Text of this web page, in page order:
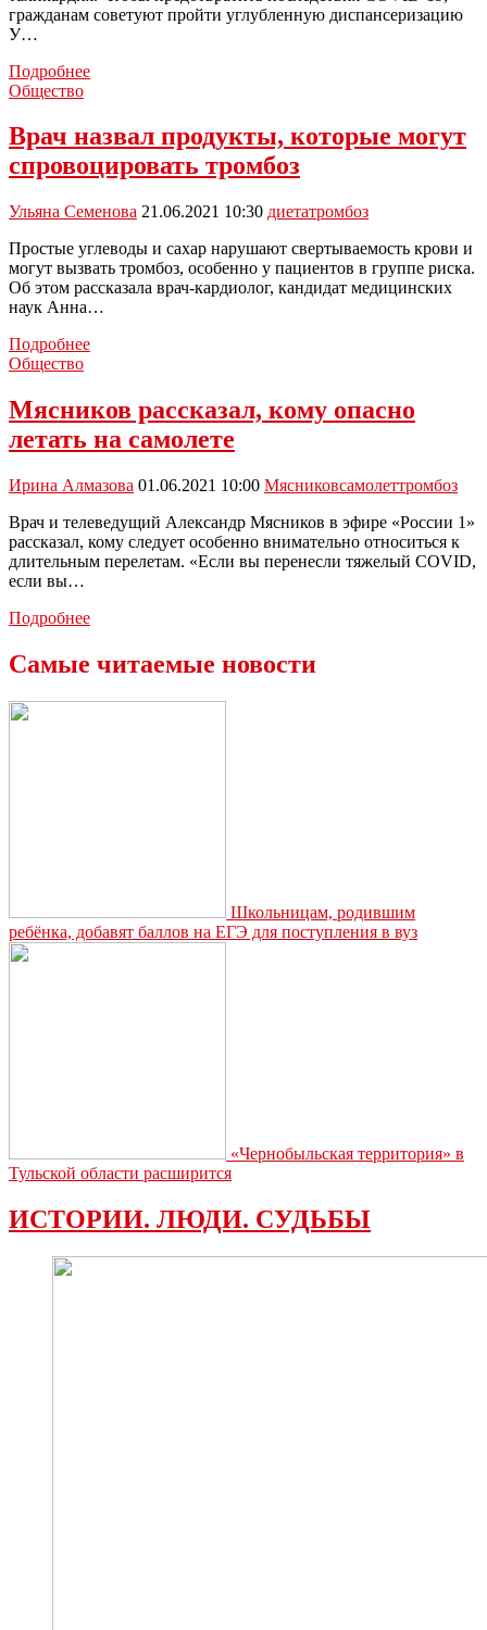
гражданам советуют пройти углубленную диспансеризацию
У…
ПодробнееУ
COVID
существует
риск
тромбозов
Общество
Врач назвал продукты, которые могут
спровоцировать тромбоз
Ульяна Семенова 21.06.2021 10:30 диетатромбоз
Простые углеводы и сахар нарушают свертываемость крови и
могут вызвать тромбоз, особенно у пациентов в группе риска.
Об этом рассказала врач-кардиолог, кандидат медицинских
наук Анна…
ПодробнееВрач
могут
спровоцировать
Общество
Мясников рассказал, кому опасно
летать на самолете
Ирина Алмазова 01.06.2021 10:00 Мясниковсамолеттромбоз
Врач и телеведущий Александр Мясников в эфире «России 1»
рассказал, кому следует особенно внимательно относиться к
длительным перелетам. «Если вы перенесли тяжелый COVID,
если вы…
ПодробнееМясников
опасно
Самые читаемые новости
Школьницам, родившим
ребёнка, добавят баллов на ЕГЭ для поступления в вуз
«Чернобыльская территория» в
Тульской области расширится
ИСТОРИИ. ЛЮДИ. СУДЬБЫ